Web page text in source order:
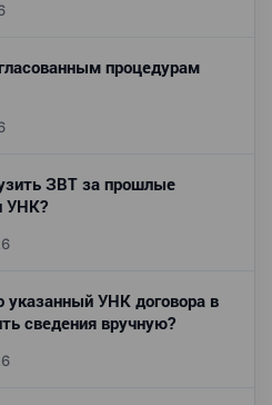
процедурам
ЗВТ за прошлые
УНК?
указанный УНК договора в
сведения вручную?